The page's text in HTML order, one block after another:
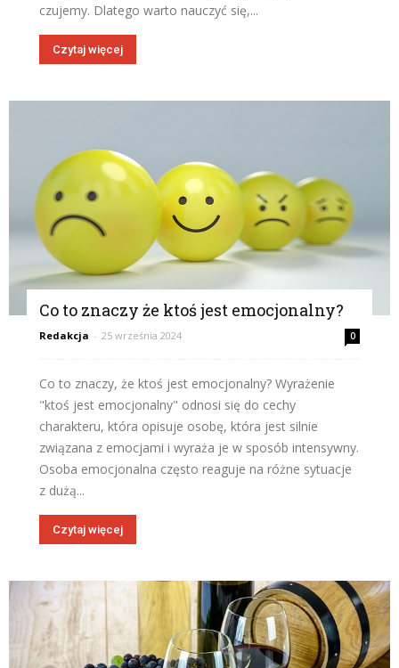
czujemy. Dlatego warto nauczyć się,...
Czytaj więcej
Co to znaczy że ktoś jest emocjonalny?
Redakcja - 25 września 2024 0
Co to znaczy, że ktoś jest emocjonalny? Wyrażenie
"ktoś jest emocjonalny" odnosi się do cechy
charakteru, która opisuje osobę, która jest silnie
związana z emocjami i wyraża je w sposób intensywny.
Osoba emocjonalna często reaguje na różne sytuacje
z dużą...
Czytaj więcej